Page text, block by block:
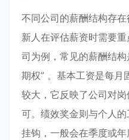
不同公司的薪酬结构存
新人在评估薪资时需要
司为例，常见的薪酬结
期权” 。基本工资是每月
较大，它反映了公司对
可。绩效奖金则与个人
挂钩，一般会在季度或